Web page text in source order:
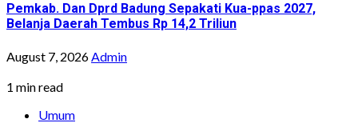
Pemkab. Dan Dprd Badung Sepakati Kua-ppas 2027,
Belanja Daerah Tembus Rp 14,2 Triliun
August 7, 2026 Admin
1 min read
Umum